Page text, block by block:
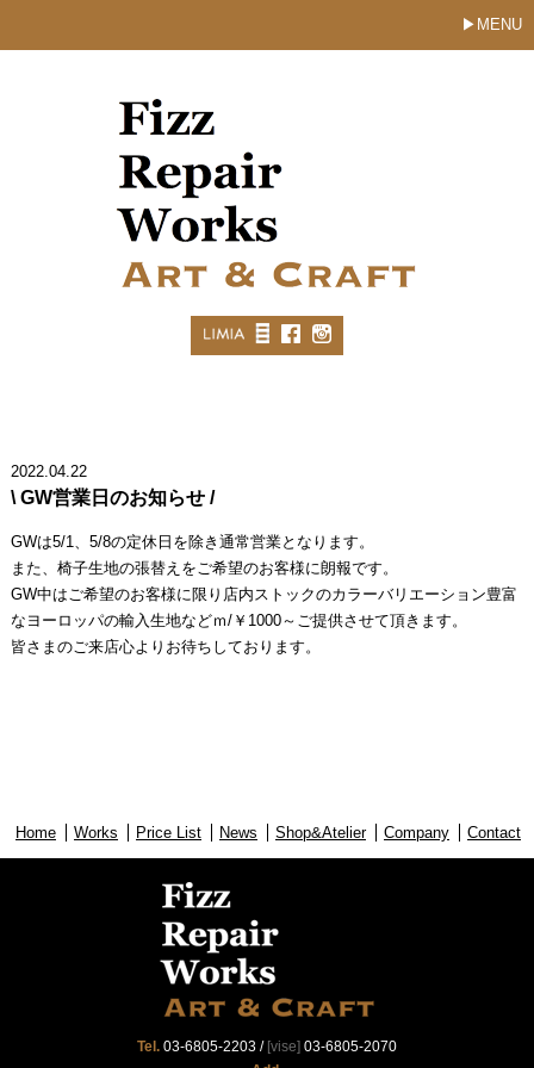
MENU
2022.04.22
\ GW営業日のお知らせ /
GWは5/1、5/8の定休日を除き通常営業となります。
また、椅子生地の張替えをご希望のお客様に朗報です。
GW中はご希望のお客様に限り店内ストックのカラーバリエーション豊富
なヨーロッパの輸入生地などｍ/￥1000～ご提供させて頂きます。
皆さまのご来店心よりお待ちしております。
Home Works Price List News Shop&Atelier Company Contact
Tel. 03-6805-2203/ [vise] 03-6805-2070